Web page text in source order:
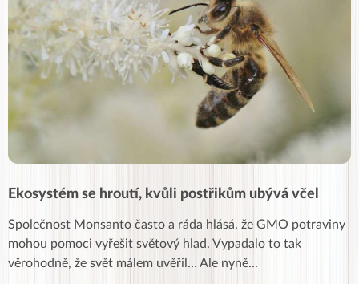
Ekosystém se hroutí, kvůli postřikům ubývá včel
Společnost Monsanto často a ráda hlásá, že GMO potraviny
mohou pomoci vyřešit světový hlad. Vypadalo to tak
věrohodně, že svět málem uvěřil… Ale nyně...